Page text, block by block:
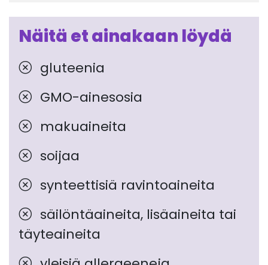
Näitä et ainakaan löydä
gluteenia
GMO-ainesosia
makuaineita
soijaa
synteettisiä ravintoaineita
säilöntäaineita, lisäaineita tai
täyteaineita